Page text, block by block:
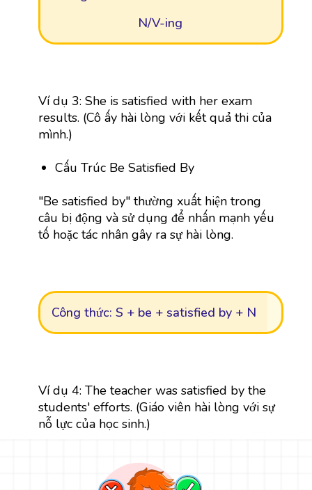
N/V-ing
Ví dụ 3: She is satisfied with her exam
results. (Cô ấy hài lòng với kết quả thi của
mình.)
Cấu Trúc Be Satisfied By
"Be satisfied by" thường xuất hiện trong
câu bị động và sử dụng để nhấn mạnh yếu
tố hoặc tác nhân gây ra sự hài lòng.
Công thức: S + be + satisfied by + N
Ví dụ 4: The teacher was satisfied by the
students' efforts. (Giáo viên hài lòng với sự
nỗ lực của học sinh.)